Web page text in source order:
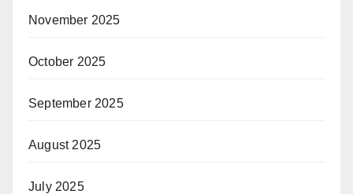
November 2025
October 2025
September 2025
August 2025
July 2025